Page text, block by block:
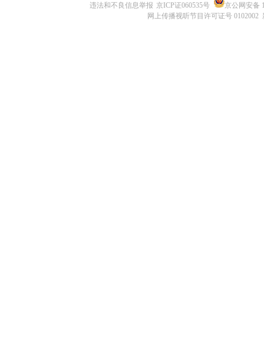
违法和不良信息举报 京ICP证060535号
京公网安备
网上传播视听节目许可证号 0102002